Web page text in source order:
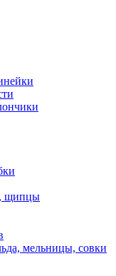
щипцы
мельницы, совки